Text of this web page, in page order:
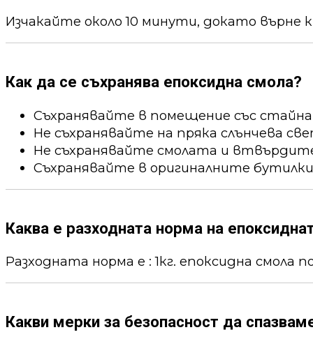
Изчакайте около 10 минути, докато върне
Как да се съхранява епоксидна смола?
Съхранявайте в помещение със
Не съхранявайте на пряка слънчева
Не съхранявайте смолата и
Съхранявайте в оригиналните
Каква е разходната норма на
Разходната норма е : 1кг. епоксидна смола
Какви мерки за безопасност да